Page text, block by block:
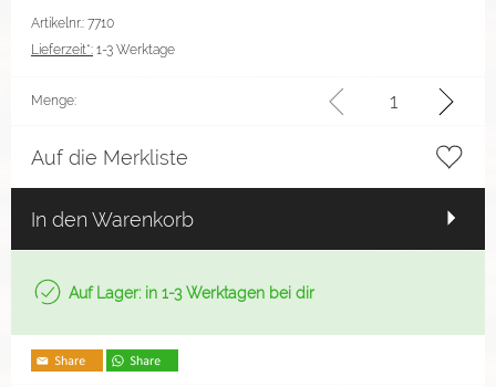
Artikelnr.: 7710
Lieferzeit*: 1-3 Werktage
Menge:
Auf die Merkliste
In den Warenkorb
Auf Lager: in 1-3 Werktagen bei dir